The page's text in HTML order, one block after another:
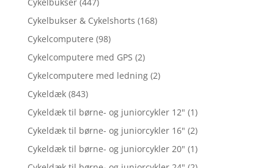
Cykelbukser & Cykelshorts (168)
Cykelcomputere (98)
Cykelcomputere med GPS (2)
Cykelcomputere med ledning (2)
Cykeldæk (843)
Cykeldæk til børne- og juniorcykler 12" (1)
Cykeldæk til børne- og juniorcykler 16" (2)
Cykeldæk til børne- og juniorcykler 20" (1)